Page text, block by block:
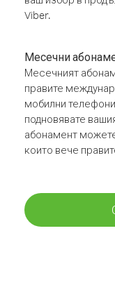
Viber.
Месечни
Месечният
правите
мобилни
подновявате
абонамент
които вече